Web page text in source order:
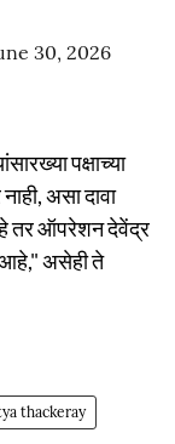
30, 2026
पक्षाच्या
असा दावा
तर ऑपरेशन देवेंद्र
असेही ते
thackeray